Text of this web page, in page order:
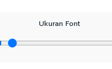
Ukuran Font